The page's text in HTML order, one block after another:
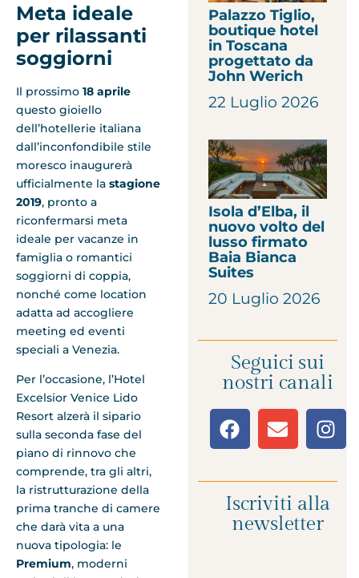
Meta ideale
per rilassanti
soggiorni
Il prossimo 18 aprile
questo gioiello
dell’hotellerie italiana
dall’inconfondibile stile
moresco inaugurerà
ufficialmente la stagione
2019, pronto a
riconfermarsi meta
ideale per vacanze in
famiglia o romantici
soggiorni di coppia,
nonché come location
adatta ad accogliere
meeting ed eventi
speciali a Venezia.
Per l’occasione, l’Hotel
Excelsior Venice Lido
Resort alzerà il sipario
sulla seconda fase del
piano di rinnovo che
comprende, tra gli altri,
la ristrutturazione della
prima tranche di camere
che darà vita a una
nuova tipologia: le
Premium, moderni
Palazzo Tiglio,
boutique hotel
in Toscana
progettato da
John Werich
22 Luglio 2026
Isola d’Elba, il
nuovo volto del
lusso firmato
Baia Bianca
Suites
20 Luglio 2026
Seguici sui
nostri canali
Iscriviti alla
newsletter